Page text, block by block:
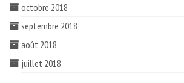
octobre 2018
septembre 2018
août 2018
juillet 2018